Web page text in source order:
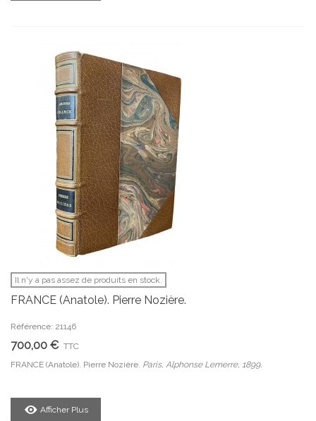
Il n'y a pas assez de produits en stock.
FRANCE (Anatole). Pierre Nozière.
Référence: 21146
700,00 € TTC
FRANCE (Anatole). Pierre Nozière. Paris, Alphonse Lemerre, 1899.
Afficher Plus